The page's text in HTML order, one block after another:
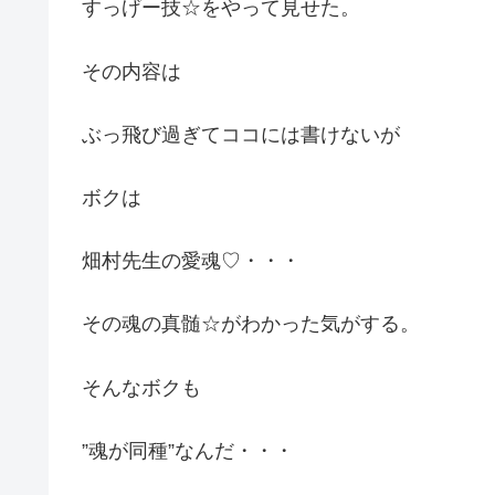
すっげー技☆をやって見せた。
その内容は
ぶっ飛び過ぎてココには書けないが
ボクは
畑村先生の愛魂♡・・・
その魂の真髄☆がわかった気がする。
そんなボクも
”魂が同種”なんだ・・・